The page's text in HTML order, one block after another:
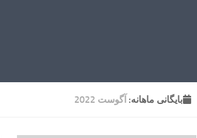
بایگانی‌ ماهانه: آگوست 2022